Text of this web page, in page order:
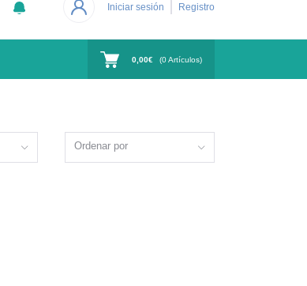
Iniciar sesión Registro
0,00€ (0Artículos)
Ordenar por